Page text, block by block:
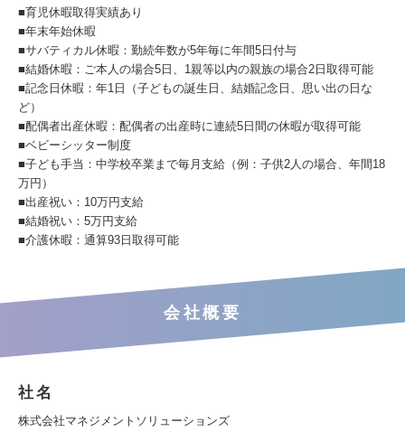
■育児休暇取得実績あり
■年末年始休暇
■サバティカル休暇：勤続年数が5年毎に年間5⽇付与
■結婚休暇：ご本⼈の場合5⽇、1親等以内の親族の場合2⽇取得可能
■記念⽇休暇：年1⽇（⼦どもの誕⽣⽇、結婚記念⽇、思い出の⽇な
ど）
■配偶者出産休暇：配偶者の出産時に連続5⽇間の休暇が取得可能
■ベビーシッター制度
■⼦ども⼿当：中学校卒業まで毎⽉⽀給（例：⼦供2⼈の場合、年間18
万円）
■出産祝い：10万円⽀給
■結婚祝い：5万円⽀給
■介護休暇：通算93⽇取得可能
会社概要
社名
株式会社マネジメントソリューションズ